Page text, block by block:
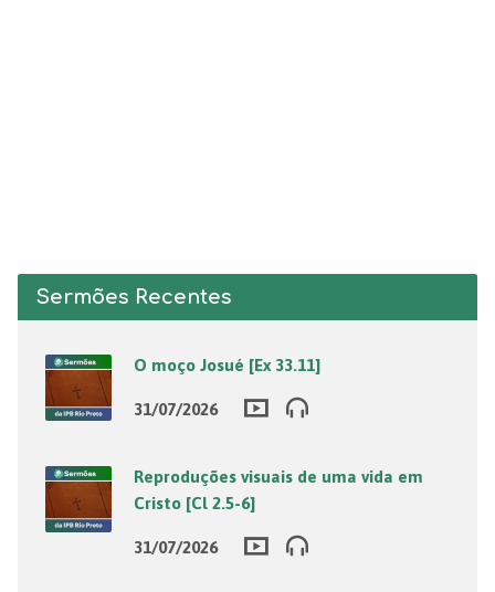
Sermões Recentes
O moço Josué [Ex 33.11]
31/07/2026
Reproduções visuais de uma vida em
Cristo [Cl 2.5-6]
31/07/2026